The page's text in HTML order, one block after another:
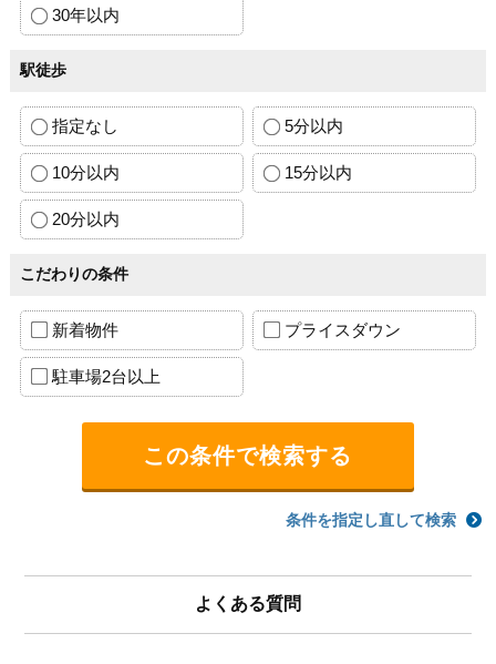
30年以内
駅徒歩
指定なし 5分以内
10分以内 15分以内
20分以内
こだわりの条件
新着物件 プライスダウン
駐車場2台以上
条件を指定し直して検索
よくある質問